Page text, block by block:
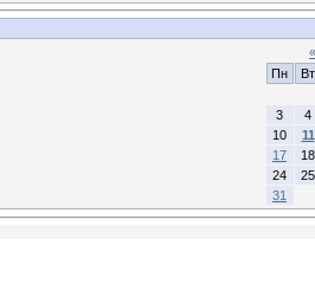
«
Пн
Вт
3
4
10
11
17
18
24
25
31